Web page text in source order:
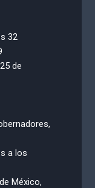
32
de
a los
México,